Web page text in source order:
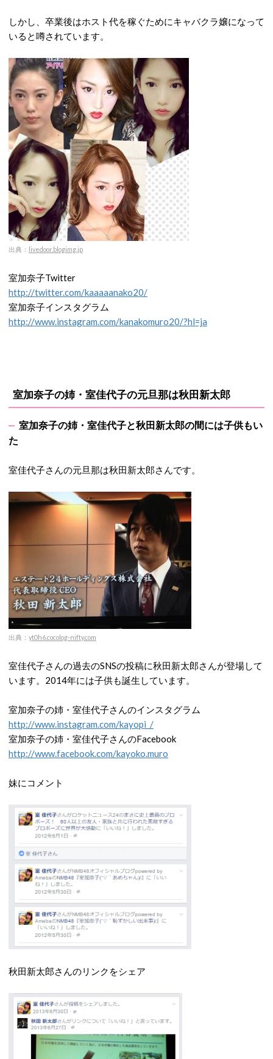
しかし、卒業後はホスト代を稼ぐためにキャバクラ嬢になって
いると噂されています。
出典： livedoor.blogimg.jp
室加奈子Twitter
http://twitter.com/kaaaaanako20/
室加奈子インスタグラム
http://www.instagram.com/kanakomuro20/?hl=ja
室加奈子の姉・室佳代子の元旦那は秋田新太郎
室加奈子の姉・室佳代子と秋田新太郎の間には子供もい
た
室佳代子さんの元旦那は秋田新太郎さんです。
出典： yt0h6.cocolog-nifty.com
室佳代子さんの過去のSNSの投稿に秋田新太郎さんが登場して
います。2014年には子供も誕生しています。
室加奈子の姉・室佳代子さんのインスタグラム
http://www.instagram.com/kayopi_/
室加奈子の姉・室佳代子さんのFacebook
http://www.facebook.com/kayoko.muro
妹にコメント
秋田新太郎さんのリンクをシェア